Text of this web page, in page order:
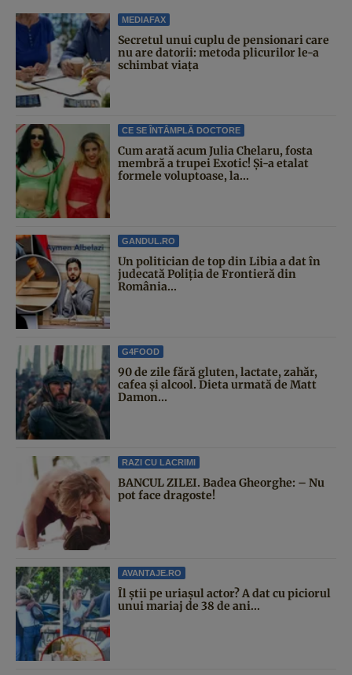
MEDIAFAX
Secretul unui cuplu de pensionari care
nu are datorii: metoda plicurilor le-a
schimbat viața
CE SE ÎNTÂMPLĂ DOCTORE
Cum arată acum Julia Chelaru, fosta
membră a trupei Exotic! Și-a etalat
formele voluptoase, la...
GANDUL.RO
Un politician de top din Libia a dat în
judecată Poliția de Frontieră din
România...
G4FOOD
90 de zile fără gluten, lactate, zahăr,
cafea și alcool. Dieta urmată de Matt
Damon...
RAZI CU LACRIMI
BANCUL ZILEI. Badea Gheorghe: – Nu
pot face dragoste!
AVANTAJE.RO
Îl știi pe uriașul actor? A dat cu piciorul
unui mariaj de 38 de ani...